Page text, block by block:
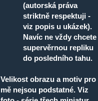
(autorská práva
striktně respektuji -
viz popis u ukázek).
Navíc ne vždy chcete
supervěrnou repliku
do posledního tahu.
Velikost obrazu a motiv pro
mě nejsou podstatné. Viz